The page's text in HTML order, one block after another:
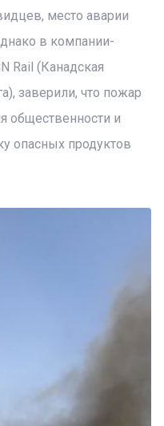
место аварии
в компании-
Rail (Канадская
заверили, что пожар
общественности и
опасных продуктов